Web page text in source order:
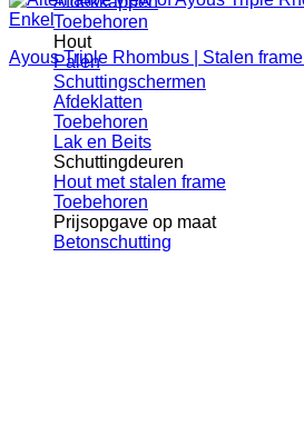
Toebehoren
Hout
Palen
Schuttingschermen
Afdeklatten
Toebehoren
Lak en Beits
Schuttingdeuren
Hout met stalen frame
Toebehoren
Prijsopgave op maat
Betonschutting
Ayous Triple Rhombus | Stalen frame